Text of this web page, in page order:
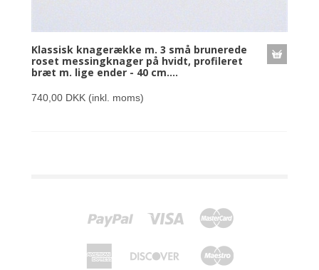
Klassisk knagerække m. 3 små brunerede
roset messingknager på hvidt, profileret
bræt m. lige ender - 40 cm....
740,00 DKK (inkl. moms)